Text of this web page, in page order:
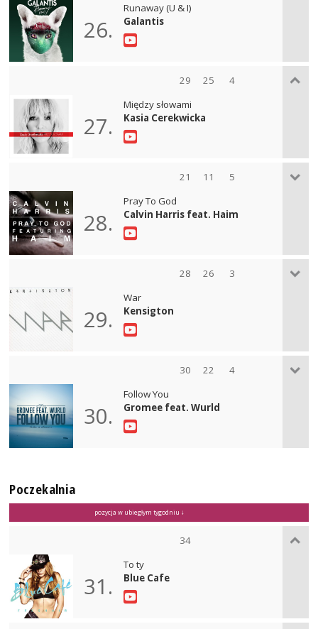
26.
Runaway (U & I)
Galantis
29 25 4
27.
Między słowami
Kasia Cerekwicka
21 11 5
28.
Pray To God
Calvin Harris feat. Haim
28 26 3
29.
War
Kensigton
30 22 4
30.
Follow You
Gromee feat. Wurld
Poczekalnia
pozycja w ubiegłym tygodniu ↓
34
31.
To ty
Blue Cafe